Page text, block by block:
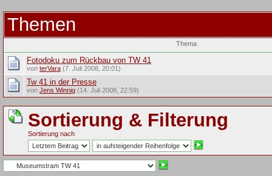
Themen
Thema
Fotodoku zum Rückbau von TW 41
von terVara(7. Juli 2008, 20:01)
Tw 41 in der Presse
von Jens Winnig(14. Juli 2008, 22:59)
Sortierung & Filterung
Sortierung nach